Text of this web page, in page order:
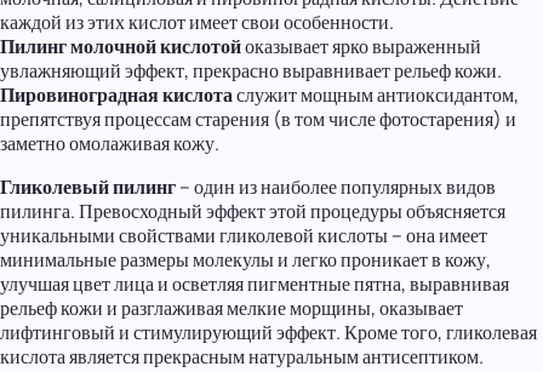
каждой из этих кислот имеет свои особенности.
Пилинг молочной кислотойоказывает ярко выраженный
увлажняющий эффект, прекрасно выравнивает рельеф кожи.
Пировиноградная кислотаслужит мощным антиоксидантом,
препятствуя процессам старения (в том числе фотостарения) и
заметно омолаживая кожу.
Гликолевый пилинг– один из наиболее популярных видов
пилинга. Превосходный эффект этой процедуры объясняется
уникальными свойствами гликолевой кислоты – она имеет
минимальные размеры молекулы и легко проникает в кожу,
улучшая цвет лица и осветляя пигментные пятна, выравнивая
рельеф кожи и разглаживая мелкие морщины, оказывает
лифтинговый и стимулирующий эффект. Кроме того, гликолевая
кислота является прекрасным натуральным антисептиком.